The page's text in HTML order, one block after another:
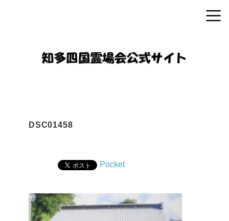
DSC01458
Pocket